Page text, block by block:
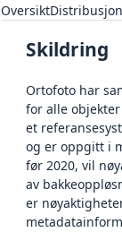
Oversikt
Skildring
Ortofoto har
for alle
et
og er oppgitt i
før 2020, vil
av
er